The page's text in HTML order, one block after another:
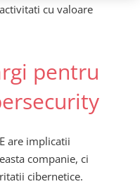
cu valoare
pentru
are implicatii
companie, ci
cibernetice.